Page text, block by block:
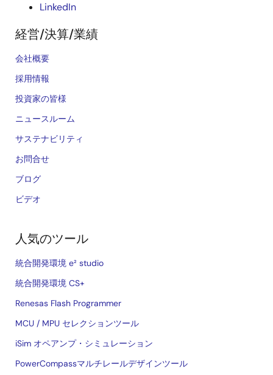
LinkedIn
経営/決算/業績
会社概要
採用情報
投資家の皆様
ニュースルーム
サステナビリティ
お問合せ
ブログ
ビデオ
人気のツール
統合開発環境 e² studio
統合開発環境 CS+
Renesas Flash Programmer
MCU / MPU セレクションツール
iSim オペアンプ・シミュレーション
PowerCompassマルチレールデザインツール